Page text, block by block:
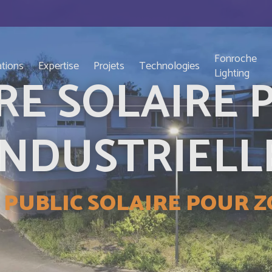
Expertise Projets Technologies
Fonroche
Lighting
SOLAIRE
SOLAIRE POUR